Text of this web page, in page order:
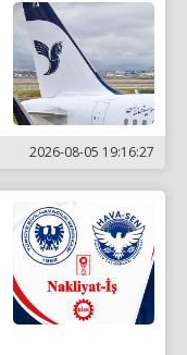
2026-08-05 19:16:27